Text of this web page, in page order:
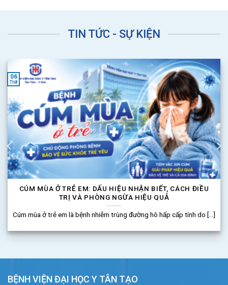
TIN TỨC - SỰ KIỆN
CÚM MÙA Ở TRẺ EM: DẤU HIỆU NHẬN BIẾT, CÁCH ĐIỀU
TRỊ VÀ PHÒNG NGỪA HIỆU QUẢ
Cúm mùa ở trẻ em là bệnh nhiễm trùng đường hô hấp cấp tính do [...]
06
Th8
BỆNH VIỆN ĐẠI HỌC Y TÂN TẠO